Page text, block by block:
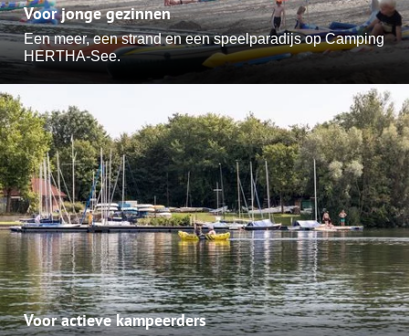
Voor jonge gezinnen
Een meer, een strand en een speelparadijs op Camping
HERTHA-See.
Voor actieve kampeerders